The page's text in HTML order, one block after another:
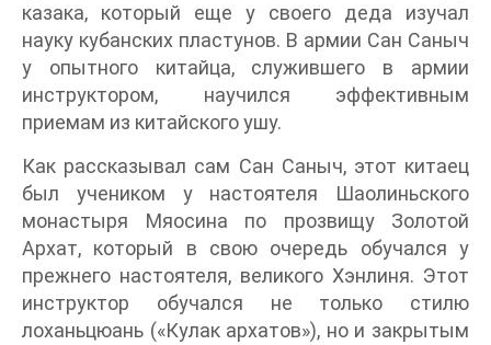
казака, который еще у своего деда изучал
науку кубанских пластунов. В армии Сан Саныч
у опытного китайца, служившего в армии
инструктором, научился эффективным
приемам из китайского ушу.
Как рассказывал сам Сан Саныч, этот китаец
был учеником у настоятеля Шаолиньского
монастыря Мяосина по прозвищу Золотой
Архат, который в свою очередь обучался у
прежнего настоятеля, великого Хэнлиня. Этот
инструктор обучался не только стилю
лоханьцюань («Кулак архатов»), но и закрытым